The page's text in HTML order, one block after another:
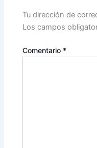
Tu dirección de
Los campos
Comentario *